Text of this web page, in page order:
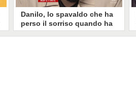
Danilo, lo spavaldo che ha
perso il sorriso quando ha
scoperto la gelosia a